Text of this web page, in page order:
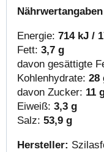
Energie: 714 kJ /
Fett: 3,7 g
davon gesättigte
Kohlenhydrate: 28
davon Zucker: 11
Eiweiß: 3,3 g
Salz: 53,9 g
Hersteller: